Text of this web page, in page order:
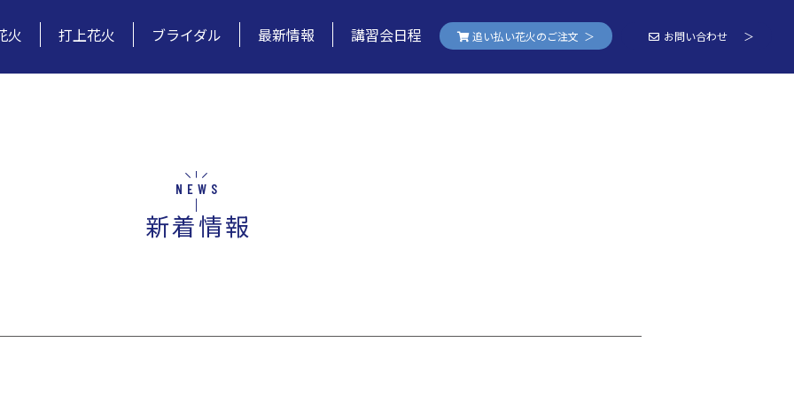
火 打上花火 ブライダル 最新情報 講習会日程 追い払い花火のご注文 ＞ お問い合わせ ＞
NEWS
新着情報